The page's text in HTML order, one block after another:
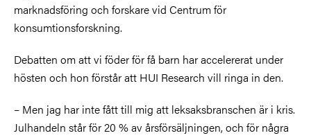
marknadsföring och forskare vid Centrum för
konsumtionsforskning.
Debatten om att vi föder för få barn har accelererat under
hösten och hon förstår att HUI Research vill ringa in den.
– Men jag har inte fått till mig att leksaksbranschen är i kris.
Julhandeln står för 20 % av årsförsäljningen, och för några